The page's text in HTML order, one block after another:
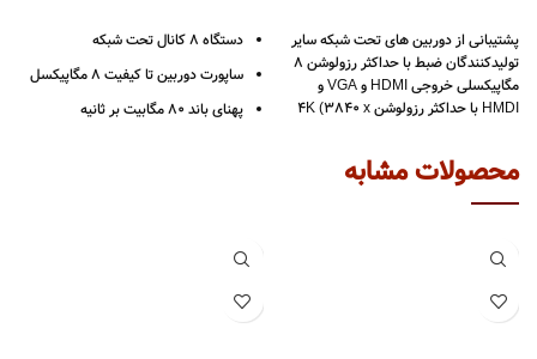
پشتیبانی از دوربین های تحت شبکه سایر
تولیدکنندگان ضبط با حداکثر رزولوشن 8
مگاپیکسلی خروجی HDMI و VGA و
HMDI با حداکثر رزولوشن 4K (3840 x
شبکه 4 کاناله با پهنای باند ورودی
40M/60M/80M پشتیبانی از آلارم تشخیص
دستگاه 8 کانال تحت شبکه
ساپورت دوربین تا کیفیت 8 مگاپیکسل
پهنای باند 80 مگابیت بر ثانیه
ترابایت
جنس بدنه فلزی
محصولات مشابه